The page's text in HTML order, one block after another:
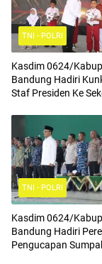
TNI - POLRI
Kasdim 0624/
Bandung Hadiri
Staf Presiden Ke
TNI - POLRI
Kasdim 0624/
Bandung Hadiri
Pengucapan